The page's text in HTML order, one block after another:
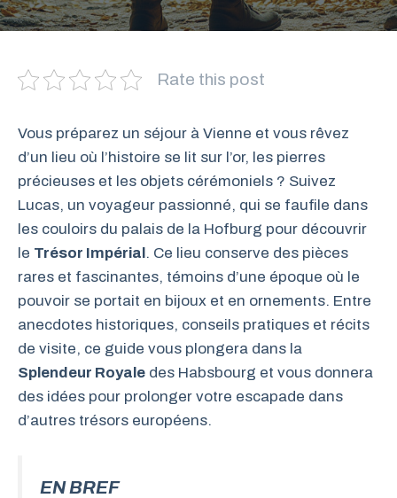
Rate this post
Vous préparez un séjour à Vienne et vous rêvez
d’un lieu où l’histoire se lit sur l’or, les pierres
précieuses et les objets cérémoniels ? Suivez
Lucas, un voyageur passionné, qui se faufile dans
les couloirs du palais de la Hofburg pour découvrir
le Trésor Impérial. Ce lieu conserve des pièces
rares et fascinantes, témoins d’une époque où le
pouvoir se portait en bijoux et en ornements. Entre
anecdotes historiques, conseils pratiques et récits
de visite, ce guide vous plongera dans la
Splendeur Royale des Habsbourg et vous donnera
des idées pour prolonger votre escapade dans
d’autres trésors européens.
EN BREF